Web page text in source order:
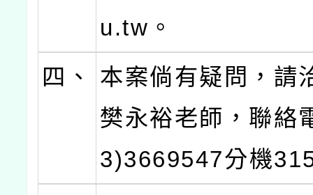
u.tw。
四、
本案倘有疑問，請
樊永裕老師，聯絡
3)3669547分機